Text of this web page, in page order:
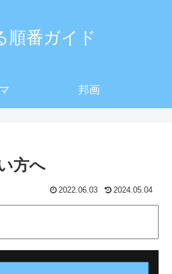
順番ガイド
邦画
方へ
2022.06.03 2024.05.04